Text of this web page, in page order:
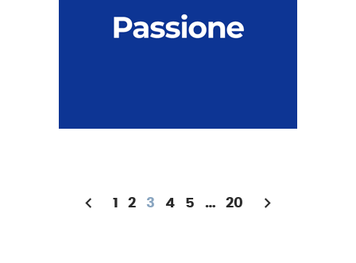
chevron_left 1 2 3 4 5 … 20 chevron_right